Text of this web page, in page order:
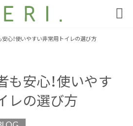

心！使いやすい非常用トイレの選び方
も安心！使いやす
レの選び方